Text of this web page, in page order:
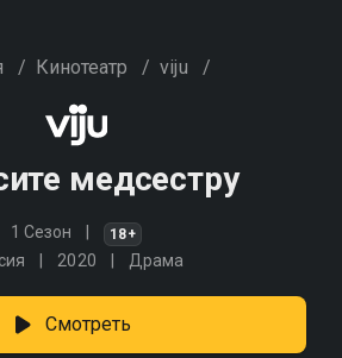
/ Кинотеатр / viju /
медсестру
1 Сезон 18+
2020 Драма
Смотреть